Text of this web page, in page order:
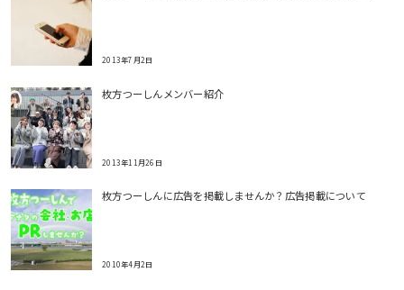
2013年7月2日
枚方つーしんメンバー紹介
2013年11月26日
枚方つーしんに広告を掲載しませんか？広告掲載について
2010年4月2日